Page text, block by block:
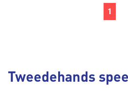
1
Tweedehands